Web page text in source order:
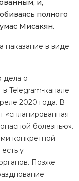
и,
полного
Мисакян.
наказание в виде
дела о
Telegram-канале
2020 года. В
«спланированная
болезнью».
конкретной
у
Позже